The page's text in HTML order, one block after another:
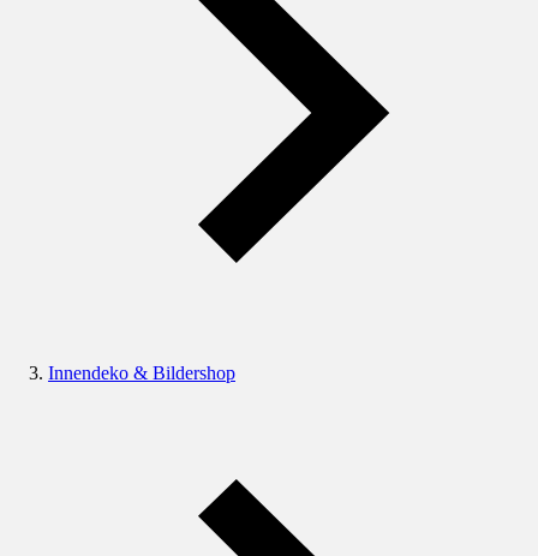
Innendeko & Bildershop